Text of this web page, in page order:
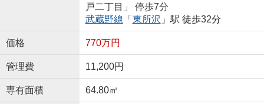
戸二丁目」 停歩7分
武蔵野線 「 東所沢 」駅 徒歩32分
価格 770万円
管理費 11,200円
専有面積 64.80㎡